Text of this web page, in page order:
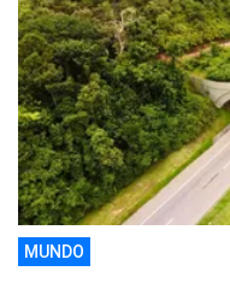
MUNDO